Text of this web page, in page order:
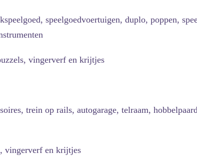
speelgoedvoertuigen, duplo, poppen,
vingerverf en krijtjes
trein op rails, autogarage, telraam,
vingerverf en krijtjes